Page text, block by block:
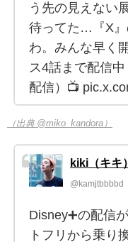
う先の見えない
待ってた…『X』
わ。みんな早く
ス4話まで配信
配信）📺
（出典 @miko_kandora）
kiki（キキ
@kamjtbbbbd
Disney➕の配信
トフリから乗り